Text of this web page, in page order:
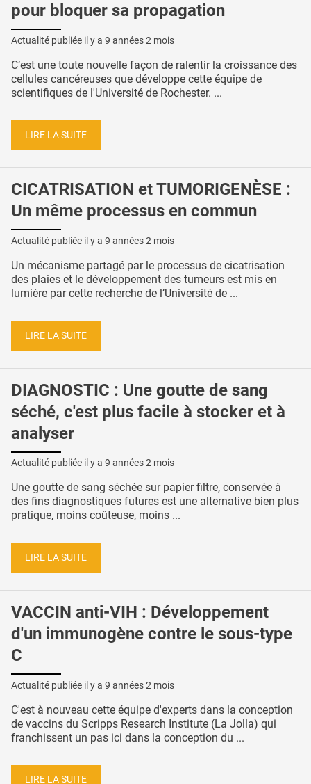
pour bloquer sa propagation
Actualité publiée il y a 9 années 2 mois
C’est une toute nouvelle façon de ralentir la croissance des
cellules cancéreuses que développe cette équipe de
scientifiques de l'Université de Rochester. ...
LIRE LA SUITE
CICATRISATION et TUMORIGENÈSE :
Un même processus en commun
Actualité publiée il y a 9 années 2 mois
Un mécanisme partagé par le processus de cicatrisation
des plaies et le développement des tumeurs est mis en
lumière par cette recherche de l’Université de ...
LIRE LA SUITE
DIAGNOSTIC : Une goutte de sang
séché, c'est plus facile à stocker et à
analyser
Actualité publiée il y a 9 années 2 mois
Une goutte de sang séchée sur papier filtre, conservée à
des fins diagnostiques futures est une alternative bien plus
pratique, moins coûteuse, moins ...
LIRE LA SUITE
VACCIN anti-VIH : Développement
d'un immunogène contre le sous-type
C
Actualité publiée il y a 9 années 2 mois
C'est à nouveau cette équipe d'experts dans la conception
de vaccins du Scripps Research Institute (La Jolla) qui
franchissent un pas ici dans la conception du ...
LIRE LA SUITE